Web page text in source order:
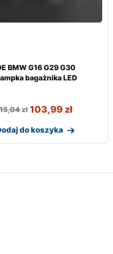
BMW G16 G29 G30
bagażnika LED
zł 103,99 zł
do koszyka